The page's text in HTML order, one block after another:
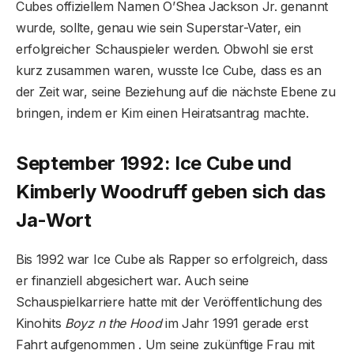
Cubes offiziellem Namen O’Shea Jackson Jr. genannt
wurde, sollte, genau wie sein Superstar-Vater, ein
erfolgreicher Schauspieler werden. Obwohl sie erst
kurz zusammen waren, wusste Ice Cube, dass es an
der Zeit war, seine Beziehung auf die nächste Ebene zu
bringen, indem er Kim einen Heiratsantrag machte.
September 1992: Ice Cube und
Kimberly Woodruff geben sich das
Ja-Wort
Bis 1992 war Ice Cube als Rapper so erfolgreich, dass
er finanziell abgesichert war. Auch seine
Schauspielkarriere hatte mit der Veröffentlichung des
Kinohits Boyz n the Hoodim Jahr 1991 gerade erst
Fahrt aufgenommen . Um seine zukünftige Frau mit